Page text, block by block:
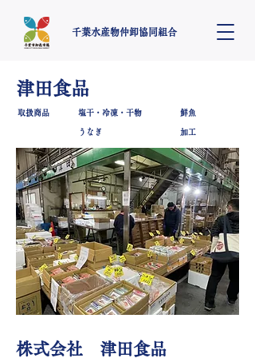
​千葉水産物仲卸協同組合
津田食品
取扱商品 ​塩干・冷凍・干物 鮮魚
うなぎ 加工
​株式会社 津田食品